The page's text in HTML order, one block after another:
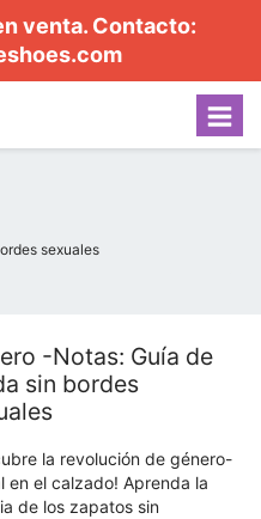
venta. Contacto:
sexuales
-Notas: Guía de
sin bordes
la revolución de género-
en el calzado! Aprenda la
de los zapatos sin